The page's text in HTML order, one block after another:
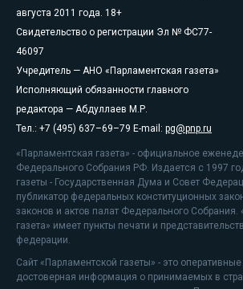
августа 2011 года. 18+
Свидетельство о регистрации Эл № ФС77-
46097
Учредитель — АНО «Парламентская газета»
Исполняющий обязанности главного
редактора — Абдуллаев М.Р.
Тел.: +7 (495) 637–69–79 E-mail: pg@pnp.ru
«Парламентская газета» - официальное
Федерального Собрания РФ. Издается с 1997
газеты - Государственная Дума и Совет
публикатор федеральных конституционных
законов и актов палат Федерального Собрания.
газета» имеет пункты печати и
федерации.
Сайт «Парламентской газеты» - это
достоверная информация о принимаемых в